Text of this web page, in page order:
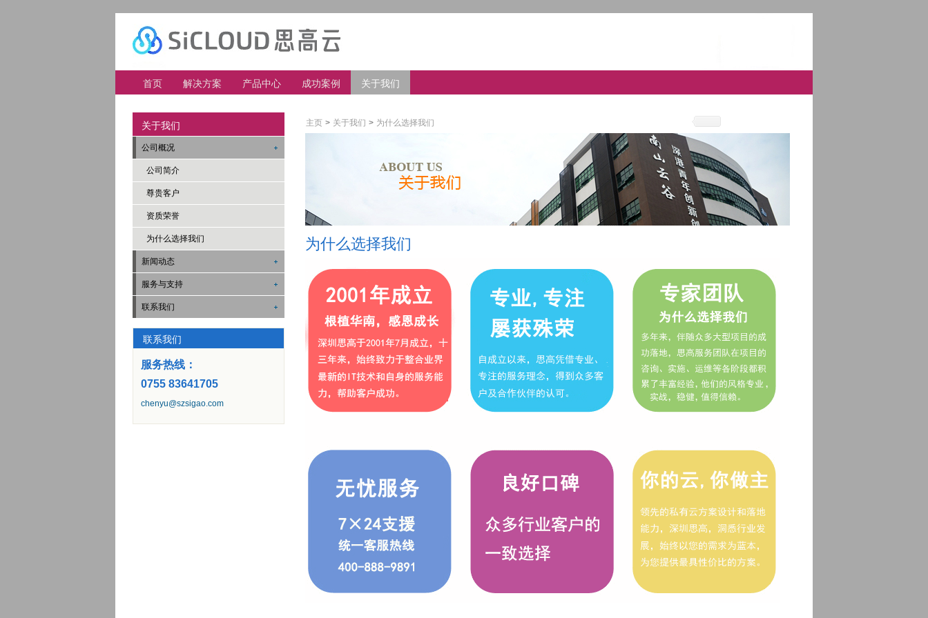
首页 解决方案 产品中心 成功案例 关于我们
关于我们
公司概况
公司简介
尊贵客户
资质荣誉
为什么选择我们
新闻动态
服务与支持
联系我们
联系我们
服务热线：
0755 83641705
chenyu@szsigao.com
主页 > 关于我们 > 为什么选择我们
为什么选择我们